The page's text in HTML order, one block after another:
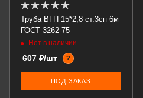
Труба ВГП 15*2,8 ст.3сп 6м
ГОСТ 3262-75
Нет в наличии
607 ₽/шт ?
ПОД ЗАКАЗ